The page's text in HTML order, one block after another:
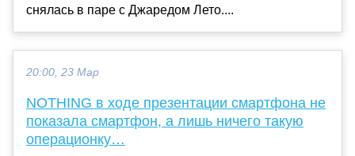
снялась в паре с Джаредом Лето....
20:00, 23 Мар
NOTHING в ходе презентации смартфона не
показала смартфон, а лишь ничего такую
операционку…